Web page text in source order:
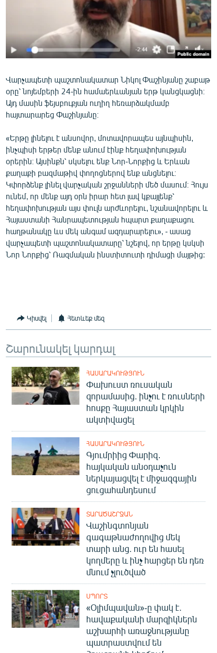
ՍՊՈՐՏ
ՄԵԿՆԱԲԱՆՈՒԹՅՈՒՆ
ՏՏ ԵՒ ԻՆՏԵՐՆԵՏ
ԿՈՐՈՆԱՎԻՐՈՒՍ
ԱՐԽԻՎ
ԲԱՆԱՎԵՃ
ՁԳՏԵԼՈՎ ԼԱՎԱԳՈՒՅՆԻՆ
ՓՈԴՔԱՍԹ
Հայերեն
English
Русский
Վարչապետի պաշտոնակատար Նիկոլ Փաշինյանը շաբաթ
օրը՝ նոյեմբերի 24-ին համաերևանյան երթ կանցկացնի։
Այդ մասին ֆեյսբուքյան ուղիղ հեռարձակմամբ
հայտարարեց Փաշինյանը։
«Երթը լինելու է անսովոր, մոտավորապես այնպիսին,
ինչպիսի երթեր մենք անում էինք հեղափոխության
օրերին։ Այսինքն՝ սկսելու ենք Նոր-Նորքից և Երևան
քաղաքի բազմաթիվ փողոցներով ենք անցնելու։
Կփորձենք լինել վարչական շրջանների մեծ մասում։ Հույս
ունեմ, որ մենք այդ օրն իրար հետ լավ կքայլենք՝
հեղափոխության այս փուլն արժևորելու, նշանավորելու և
Հայաստանի Հանրապետության հպարտ քաղաքացու
հաղթանակը ևս մեկ անգամ ազդարարելու», - ասաց
վարչապետի պաշտոնակատարը՝ նշելով, որ երթը կսկսի
Նոր Նորքից՝ Ռազմական ինստիտուտի դիմացի մայթից:
Կիսվել Հետևեք մեզ
Շարունակել կարդալ
ՀԱՍԱՐԱԿՈՒԹՅՈՒՆ
Փախուստ ռուսական
զորամասից. ինչու է ռուսների
հոսքը Հայաստան կրկին
ակտիվացել
ՀԱՍԱՐԱԿՈՒԹՅՈՒՆ
Գյումրիից Փարիզ․
հայկական անօդաչուն
ներկայացվել է միջազգային
ցուցահանդեսում
ՏԱՐԱԾԱՇՐՋԱՆ
Վաշինգտոնյան
գագաթնաժողովից մեկ
տարի անց. ուր են հասել
կողմերը և ինչ հարցեր են դեռ
մնում չլուծված
ՍՊՈՐՏ
«Օլիմպավան»-ը փակ է.
հավաքականի մարզիկներն
աշխարհի առաջնությանը
պատրաստվում են